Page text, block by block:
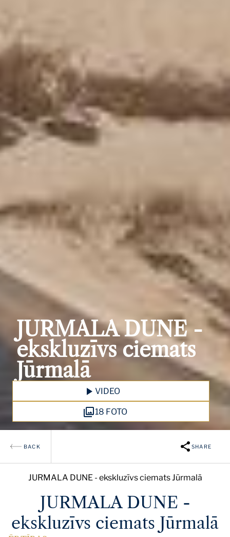
JURMALA DUNE -
ekskluzīvs ciemats
Jūrmalā
VIDEO
18 FOTO
BACK SHARE
JURMALA DUNE - ekskluzīvs ciemats Jūrmalā
JURMALA DUNE -
ekskluzīvs ciemats Jūrmalā